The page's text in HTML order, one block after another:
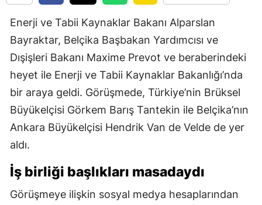
Enerji ve Tabii Kaynaklar Bakanı Alparslan
Bayraktar, Belçika Başbakan Yardımcısı ve
Dışişleri Bakanı Maxime Prevot ve beraberindeki
heyet ile Enerji ve Tabii Kaynaklar Bakanlığı’nda
bir araya geldi. Görüşmede, Türkiye’nin Brüksel
Büyükelçisi Görkem Barış Tantekin ile Belçika’nın
Ankara Büyükelçisi Hendrik Van de Velde de yer
aldı.
İş birliği başlıkları masadaydı
Görüşmeye ilişkin sosyal medya hesaplarından